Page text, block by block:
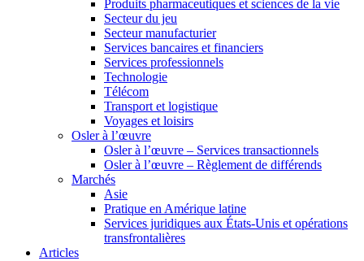
Produits pharmaceutiques et sciences de la vie
Secteur du jeu
Secteur manufacturier
Services bancaires et financiers
Services professionnels
Technologie
Télécom
Transport et logistique
Voyages et loisirs
Osler à l’œuvre
Osler à l’œuvre – Services transactionnels
Osler à l’œuvre – Règlement de différends
Marchés
Asie
Pratique en Amérique latine
Services juridiques aux États-Unis et opérations
transfrontalières
Articles